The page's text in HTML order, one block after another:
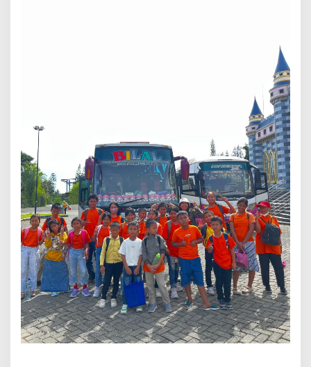
d
a
n
N
a
u
l
i
&
H
K
B
P
P
a
r
d